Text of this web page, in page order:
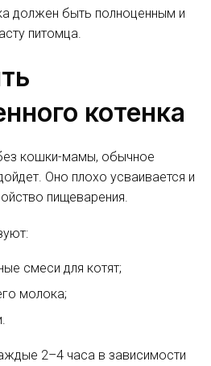
должен быть полноценным и
питомца.
котенка
кошки-мамы, обычное
Оно плохо усваивается и
пищеварения.
смеси для котят;
молока;
2–4 часа в зависимости